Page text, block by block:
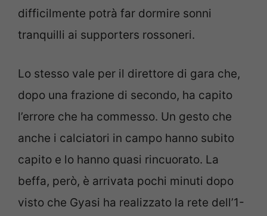
difficilmente potrà far dormire sonni
tranquilli ai supporters rossoneri.
Lo stesso vale per il direttore di gara che,
dopo una frazione di secondo, ha capito
l’errore che ha commesso. Un gesto che
anche i calciatori in campo hanno subito
capito e lo hanno quasi rincuorato. La
beffa, però, è arrivata pochi minuti dopo
visto che Gyasi ha realizzato la rete dell’1-